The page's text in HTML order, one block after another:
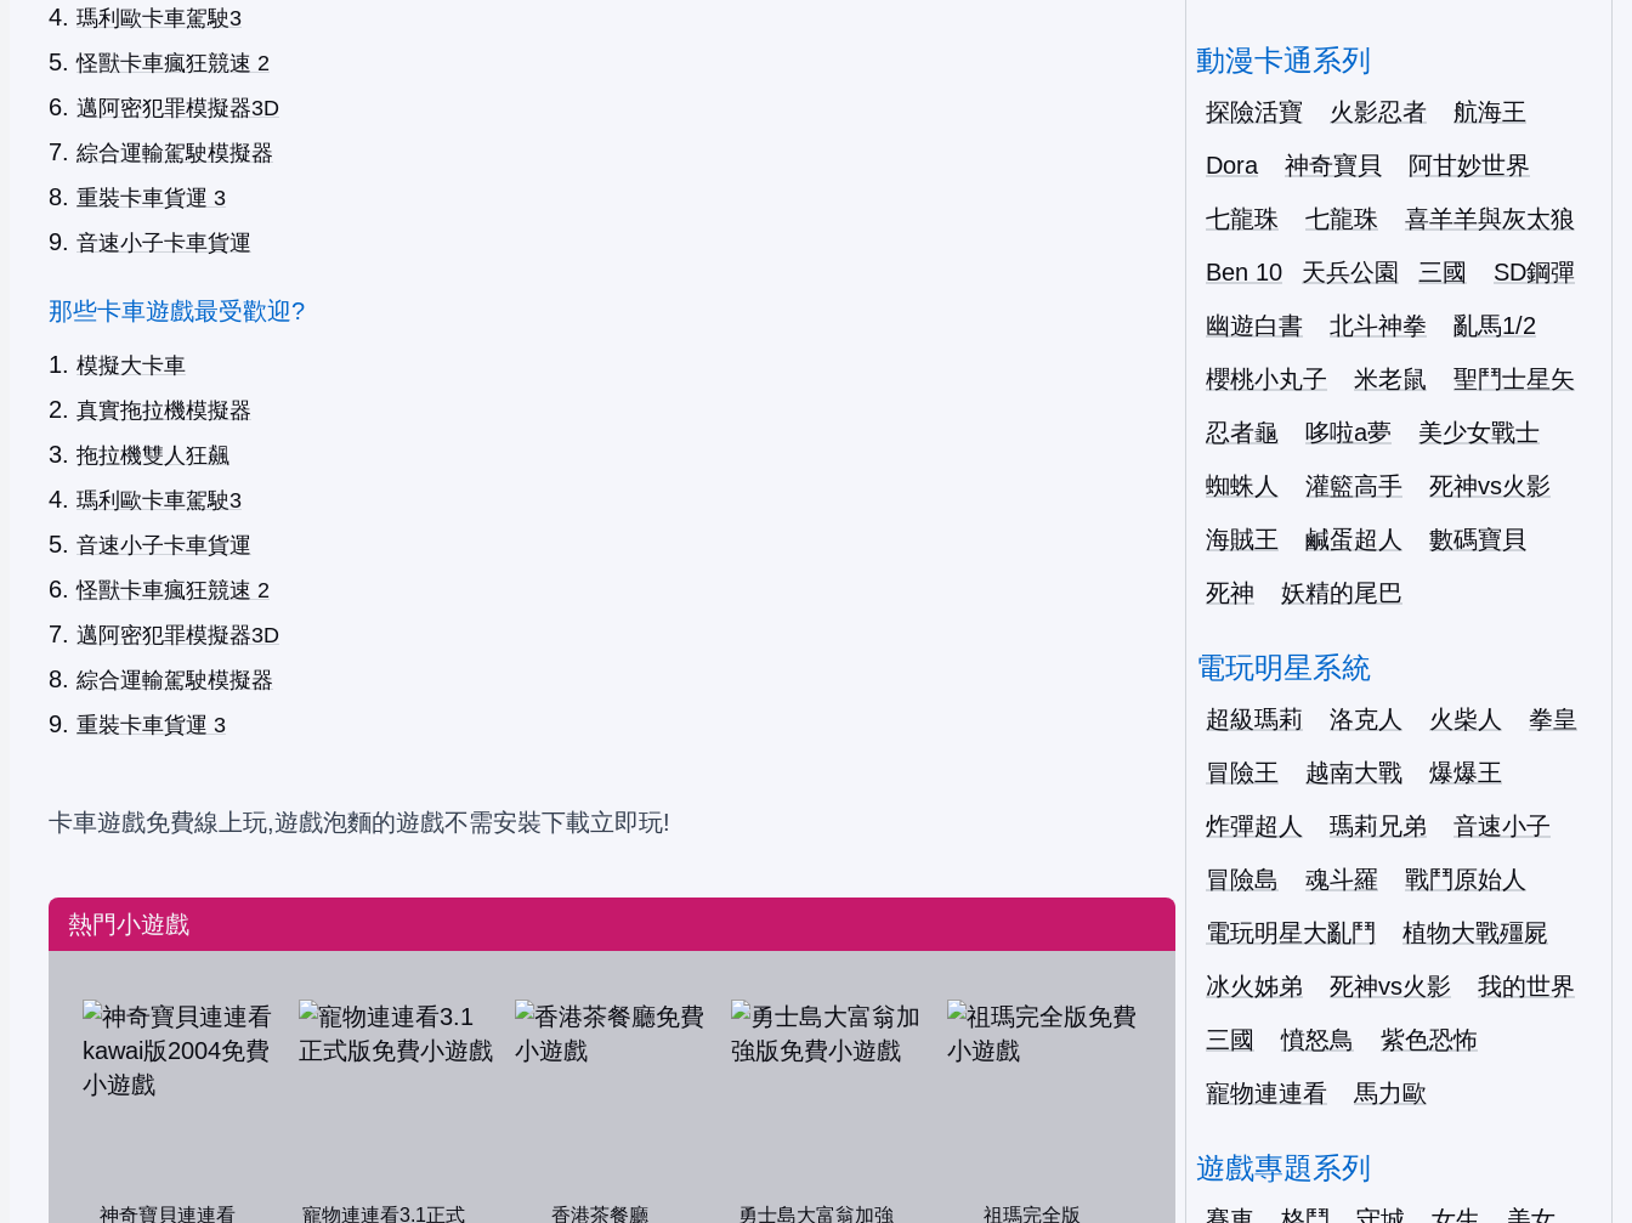
瑪利歐卡車駕駛3
怪獸卡車瘋狂競速 2
邁阿密犯罪模擬器3D
綜合運輸駕駛模擬器
重裝卡車貨運 3
音速小子卡車貨運
那些卡車遊戲最受歡迎?
模擬大卡車
真實拖拉機模擬器
拖拉機雙人狂飆
瑪利歐卡車駕駛3
音速小子卡車貨運
怪獸卡車瘋狂競速 2
邁阿密犯罪模擬器3D
綜合運輸駕駛模擬器
重裝卡車貨運 3
卡車遊戲免費線上玩,遊戲泡麵的遊戲不需安裝下載立即玩!
熱門小遊戲
神奇寶貝連連看
寵物連連看3.1正式
香港茶餐廳
勇士島大富翁加強
祖瑪完全版
動漫卡通系列
探險活寶 火影忍者
航海王
Dora
神奇寶貝
阿甘妙世界
七龍珠
七龍珠
喜羊羊與灰太狼
Ben 10
天兵公園 三國
SD鋼彈
幽遊白書
北斗神拳
亂馬1/2
櫻桃小丸子
米老鼠
聖鬥士星矢
忍者龜
哆啦a夢
美少女戰士
蜘蛛人
灌籃高手
死神vs火影
海賊王
鹹蛋超人
數碼寶貝
死神
妖精的尾巴
電玩明星系統
超級瑪莉 洛克人 火柴人
拳皇
冒險王
越南大戰
爆爆王
炸彈超人
瑪莉兄弟
音速小子
冒險島
魂斗羅
戰鬥原始人
電玩明星大亂鬥
植物大戰殭屍
冰火姊弟
死神vs火影
我的世界
三國
憤怒鳥
紫色恐怖
寵物連連看
馬力歐
遊戲專題系列